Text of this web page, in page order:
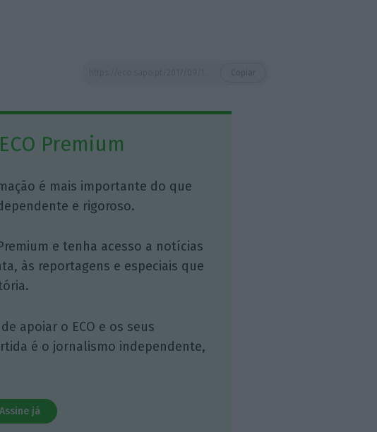
Premium
é mais importante do que
e rigoroso.
e tenha acesso a notícias
às reportagens e especiais que
apoiar o ECO e os seus
é o jornalismo independente,
Assine já